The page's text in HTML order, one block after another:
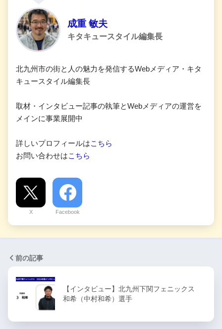
成重 敏夫
キタキュースタイル編集長
北九州市の街と人の魅力を発信するWebメディア・キタ
キュースタイル編集長
取材・インタビュー記事の執筆とWebメディアの運営を
メインに事業展開中
詳しいプロフィールはこちら
お問い合わせはこちら
X Facebook
前の記事
【インタビュー】北九州下関フェニックス
和希（中村和希）選手